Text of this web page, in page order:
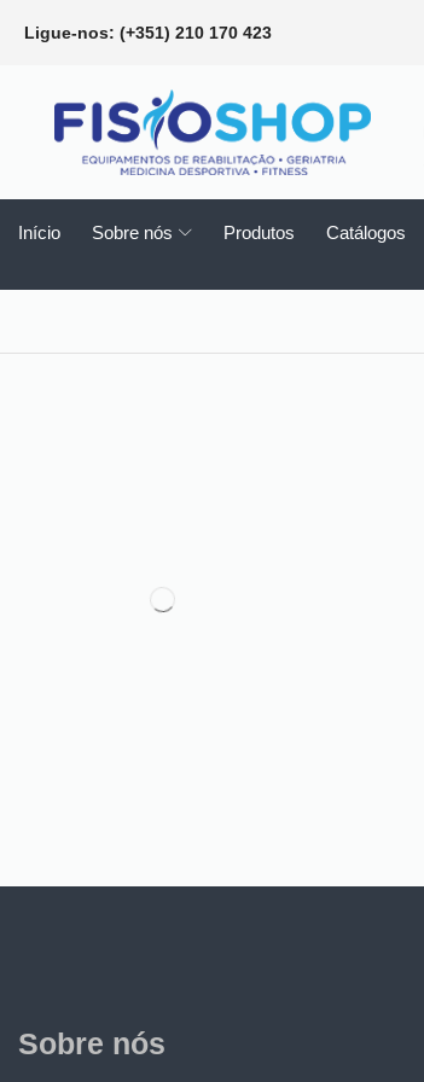
Ligue-nos: (+351) 210 170 423
Início Sobre nós Produtos Catálogos
Sobre nós